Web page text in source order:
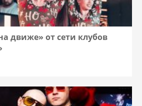
движе» от сети клубов